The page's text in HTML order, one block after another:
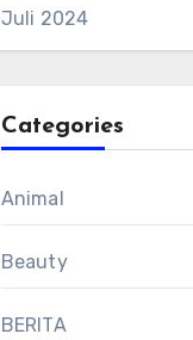
Juli 2024
Categories
Animal
Beauty
BERITA